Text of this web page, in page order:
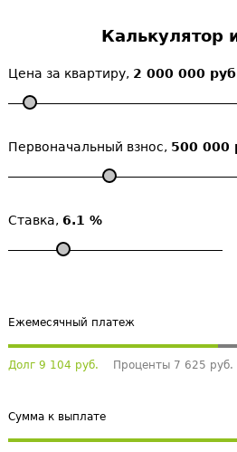
Калькулятор
Цена за квартиру, 2 000 000
Первоначальный взнос, 500 000
Ставка, 6.1 %
Ежемесячный платеж
Долг 9 104 руб. Проценты 7 625 руб.
Сумма к выплате